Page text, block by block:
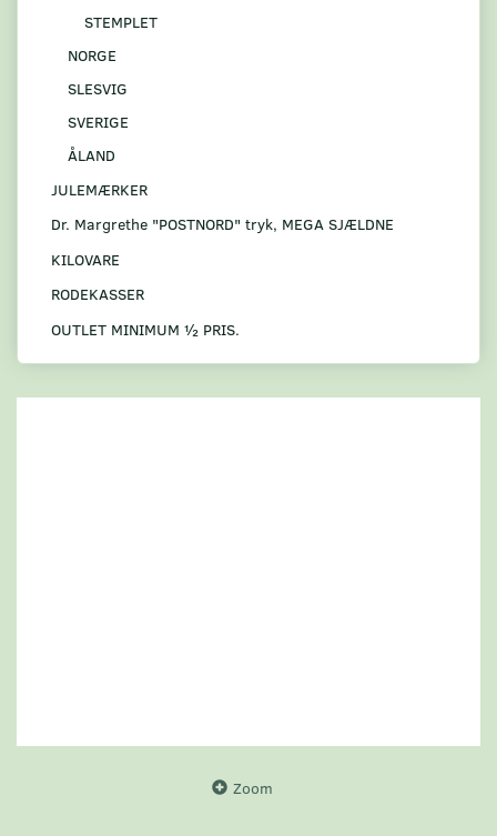
STEMPLET
NORGE
SLESVIG
SVERIGE
ÅLAND
JULEMÆRKER
Dr. Margrethe "POSTNORD" tryk, MEGA SJÆLDNE
KILOVARE
RODEKASSER
OUTLET MINIMUM ½ PRIS.
Zoom